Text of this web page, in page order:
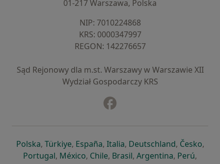
01-217 Warszawa, Polska
NIP: ⁠7010224868
KRS: ⁠0000347997
REGON: ⁠142276657
Sąd Rejonowy dla m.st. Warszawy w Warszawie XII
Wydział Gospodarczy KRS
Polskaotwiera się w nowej karcie
, Türkiyeotwiera się w nowej karcie
, Españaotwiera się w nowej karcie
, Italiaotwiera się w nowej
, Deutschlandotwiera się
, Česko,
Portugalotwiera się w nowej karcie
, Méxicootwiera się w nowej karcie
, Chileotwiera się w nowej karcie
, Brasilotwiera się w nowej
, Argentinaotwiera się
, Perú,